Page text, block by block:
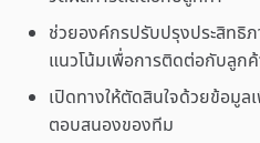
ช่วยองค์กรปรับปรุงประสิทธิภ
แนวโน้มเพื่อการติดต่อกับลูก
เปิดทางให้ตัดสินใจด้วยข้อมูล
ตอบสนองของทีม